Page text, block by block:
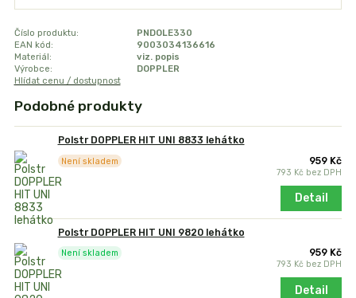
Číslo produktu:
PNDOLE330
EAN kód:
9003034136616
Materiál:
viz. popis
Výrobce:
DOPPLER
Hlídat cenu / dostupnost
Podobné produkty
Polstr DOPPLER HIT UNI 8833 lehátko
959 Kč
793 Kč bez DPH
Není skladem
Detail
Polstr DOPPLER HIT UNI 9820 lehátko
959 Kč
793 Kč bez DPH
Není skladem
Detail